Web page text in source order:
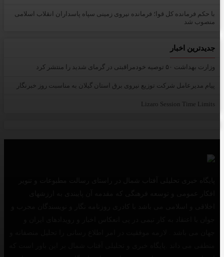
با حکم فرمانده کل قوا؛ فرمانده نیروی زمینی سپاه پاسداران انقلاب اسلامی
منصوب شد
جدیدترین اخبار
وزارت بهداشت ۵۰ توصیه خودمراقبتی در گرمای شدید را منتشر کرد
پیام مدیرعامل شركت توزیع نیروی برق استان گیلان به مناسبت روز خبرنگار ‌
Lizaro Session Time Limits